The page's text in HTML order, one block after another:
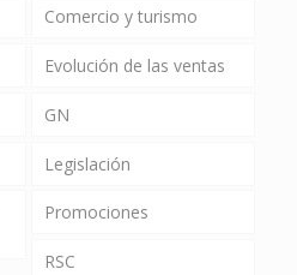
Comercio y turismo
Evolución de las ventas
GN
Legislación
Promociones
RSC